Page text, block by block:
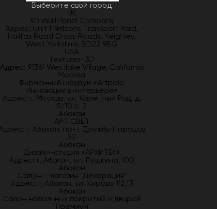
Выберите свой город
UK
3D Wall Panel Company
Адрес: Unit 1 Nelsons Transport Yard,
Halifax Road Cross Roads, Keighley,
West Yorkshire, BD22 9BG
USA
Textures-3D
Адрес: 91361 Westlake Village, California
Москва
Фирменный шоурум «Artpole.
Инновации в интерьере»
Адрес: г. Москва, ул. Каретный Ряд, д.
5/10 с. 2
Абакан
АРТ СВЕТ
г. Абакан, пр-т Дружбы Народов
52
Абакан
Дизайн-студия «АРХИТЕК»
Адрес: г. Абакан, ул. Пушкина, 100
Абакан
Салон - магазин "Декорация"
Адрес: г. Абакан, ул. Кирова 112/3
Абакан
Салон напольных покрытий и дверей
"Премиум"